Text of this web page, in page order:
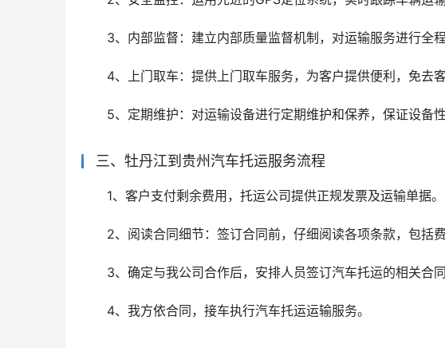
3、内部监督：建立内部质量监督机制，对运输服务进行全程
4、上门取车：提供上门取车服务，为客户提供便利，免去客
5、定期维护：对运输设备进行定期维护和保养，保证设备
三、牡丹江到贵州汽车托运服务流程
1、客户支付剩余费用，托运公司提供正规发票及运输单据。
2、阅读合同细节：签订合同前，仔细阅读各项条款，包括
3、确定与我公司合作后，安排人员签订汽车托运的相关合同
4、我方依合同，接车执行汽车托运运输服务。